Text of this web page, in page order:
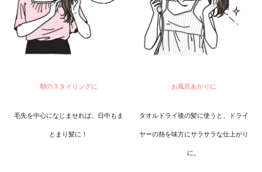
朝のスタイリングに
毛先を中心になじませれば、日中もま
とまり髪に！
お風呂あがりに
タオルドライ後の髪に使うと、ドライ
ヤーの熱を味方にサラサラな仕上がり
に。